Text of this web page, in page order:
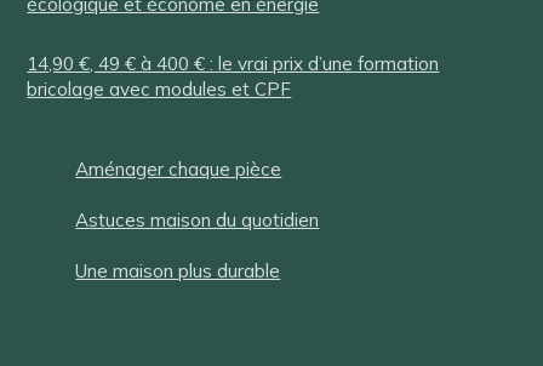
écologique et économe en énergie
14,90 €, 49 € à 400 € : le vrai prix d’une formation
bricolage avec modules et CPF
Aménager chaque pièce
Astuces maison du quotidien
Une maison plus durable